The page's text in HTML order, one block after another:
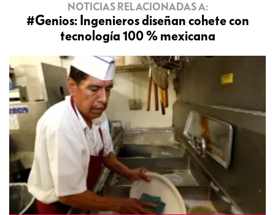
NOTICIAS RELACIONADAS A:
#Genios: Ingenieros diseñan cohete con
tecnología 100 % mexicana